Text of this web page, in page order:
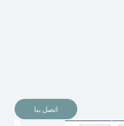
اتصل بنا